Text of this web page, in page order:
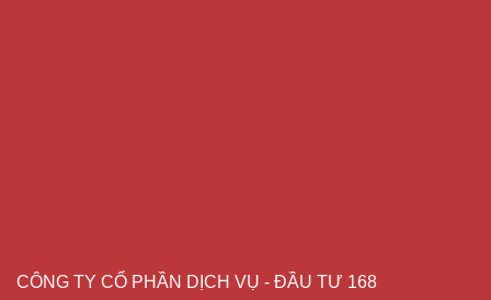
CÔNG TY CỔ PHẦN DỊCH VỤ - ĐẦU TƯ 168